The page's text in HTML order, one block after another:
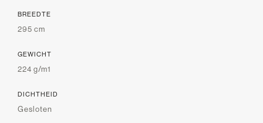
BREEDTE
295 cm
GEWICHT
224 g/m1
DICHTHEID
Gesloten